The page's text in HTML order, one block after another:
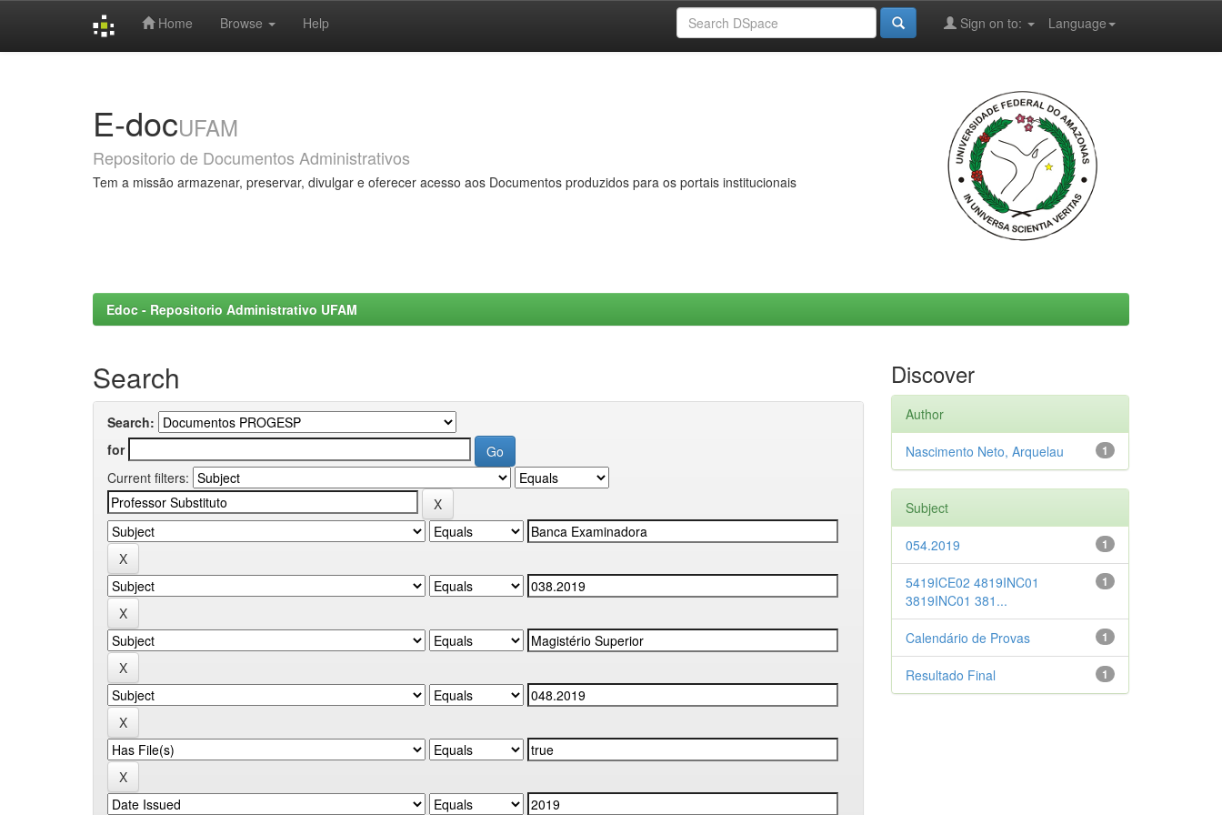
Home Browse Help Language
Sign on to:
E-docUFAM
Repositorio de Documentos Administrativos
Tem a missão armazenar, preservar, divulgar e oferecer acesso aos Documentos produzidos para os portais institucionais
Edoc - Repositorio Administrativo UFAM
Search
Search:
for
Current filters:
Discover
Author
1
Nascimento Neto, Arquelau
Subject
1
054.2019
1
5419ICE02 4819INC01
3819INC01 381...
1
Calendário de Provas
1
Resultado Final